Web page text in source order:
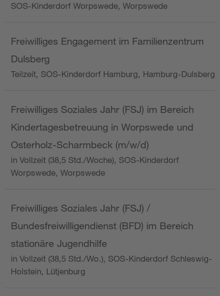
SOS-Kinderdorf Worpswede, Worpswede
Freiwilliges Engagement im Familienzentrum
Dulsberg
Teilzeit, SOS-Kinderdorf Hamburg, Hamburg-Dulsberg
Freiwilliges Soziales Jahr (FSJ) im Bereich
Kindertagesbetreuung in Worpswede und
Osterholz-Scharmbeck (m/w/d)
in Vollzeit (38,5 Std./Woche), SOS-Kinderdorf
Worpswede, Worpswede
Freiwilliges Soziales Jahr (FSJ) /
Bundesfreiwilligendienst (BFD) im Bereich
stationäre Jugendhilfe
in Vollzeit (38,5 Std./Wo.), SOS-Kinderdorf Schleswig-
Holstein, Lütjenburg